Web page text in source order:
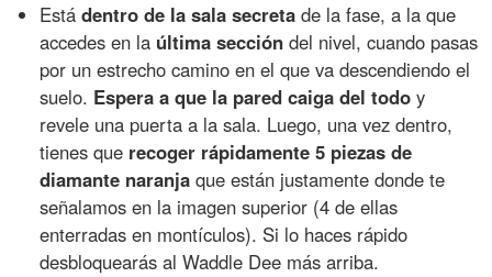
Estádentro de la sala secreta de la fase, a la que
accedes en la última sección del nivel, cuando pasas
por un estrecho camino en el que va descendiendo el
suelo. Espera a que la pared caiga del todo y
revele una puerta a la sala. Luego, una vez dentro,
tienes que recoger rápidamente 5 piezas de
diamante naranja que están justamente donde te
señalamos en la imagen superior (4 de ellas
enterradas en montículos). Si lo haces rápido
desbloquearás al Waddle Dee más arriba.